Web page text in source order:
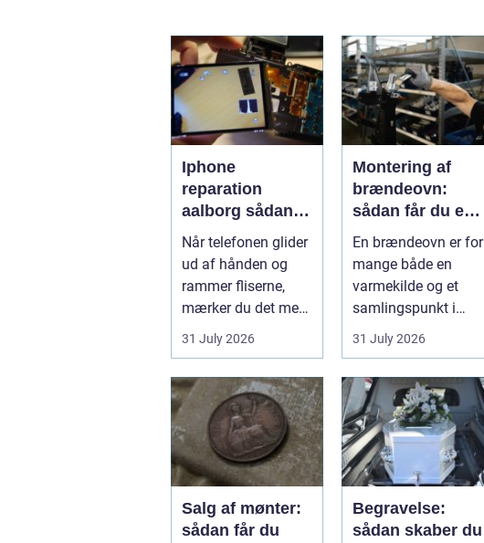
Iphone
reparation
aalborg sådan
vælger du det
rette værksted
Når telefonen glider
ud af hånden og
rammer fliserne,
mærker du det med
det samme.
Skærmen splintrer...
31 July 2026
Montering af
brændeovn:
sådan får du et
sikkert og smukt
resultat
En brændeovn er for
mange både en
varmekilde og et
samlingspunkt i
hjemmet.
Flammerne gi...
31 July 2026
Salg af mønter:
sådan får du
Begravelse:
sådan skaber du